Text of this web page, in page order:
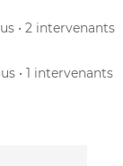
• 2 intervenants
• 1 intervenants